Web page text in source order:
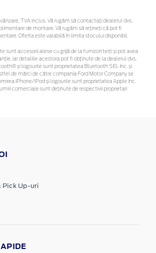
TVA inclus. Vă rugăm să contactaţi dealerul dvs.
de montare. Vă rugăm să rețineți că pot fi
Oferta este valabilă în limita stocului disponibil.
sunt accesorii alese cu grijă de la furnizori terți și pot avea
iar detaliile acestora pot fi obținute de la dealerul dvs.
și logourile sunt proprietatea Bluetooth SIG, Inc. și
de mărci de către compania Ford Motor Company se
iPhone/iPod și logourile sunt proprietatea Apple Inc.
comerciale sunt deținute de respectivii proprietari
Pick Up-uri